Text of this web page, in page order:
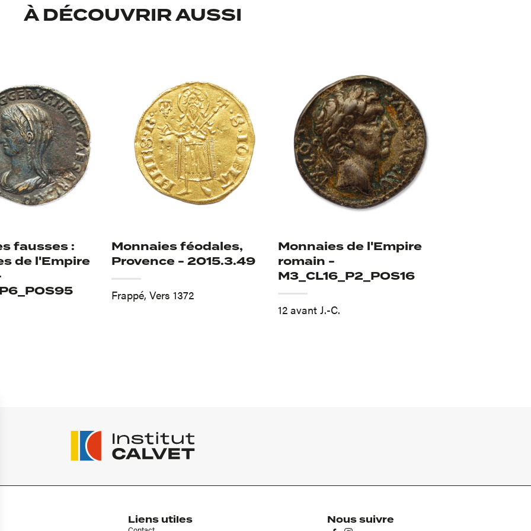
À DÉCOUVRIR AUSSI
fausses :
de l'Empire
Monnaies féodales,
Provence - 2015.3.49
Frappé, Vers 1372
Monnaies de l'Empire
romain -
M3_CL16_P2_POS16
12 avant J.-C.
Liens utiles Nous suivre